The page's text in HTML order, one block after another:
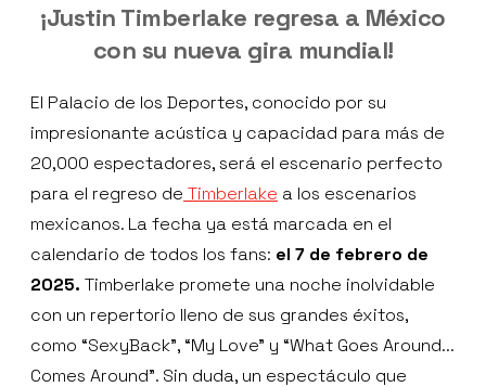
¡Justin Timberlake regresa a México
con su nueva gira mundial!
El Palacio de los Deportes, conocido por su
impresionante acústica y capacidad para más de
20,000 espectadores, será el escenario perfecto
para el regreso de Timberlake a los escenarios
mexicanos. La fecha ya está marcada en el
calendario de todos los fans: el 7 de febrero de
2025. Timberlake promete una noche inolvidable
con un repertorio lleno de sus grandes éxitos,
como “SexyBack”, “My Love” y “What Goes Around...
Comes Around”. Sin duda, un espectáculo que